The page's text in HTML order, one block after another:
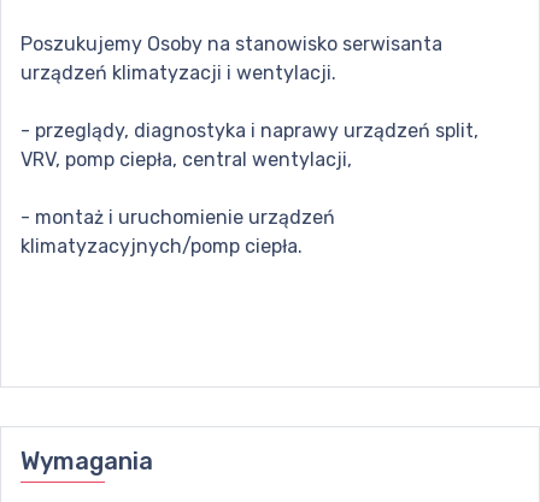
Poszukujemy Osoby na stanowisko serwisanta
urządzeń klimatyzacji i wentylacji.
- przeglądy, diagnostyka i naprawy urządzeń split,
VRV, pomp ciepła, central wentylacji,
- montaż i uruchomienie urządzeń
klimatyzacyjnych/pomp ciepła.
Wymagania